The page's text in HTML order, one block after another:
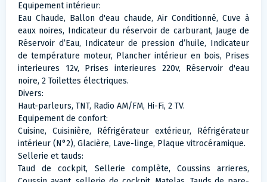
Equipement intérieur:
Eau Chaude, Ballon d'eau chaude, Air Conditionné, Cuve à
eaux noires, Indicateur du réservoir de carburant, Jauge de
Réservoir d’Eau, Indicateur de pression d’huile, Indicateur
de température moteur, Plancher intérieur en bois, Prises
interieures 12v, Prises interieures 220v, Réservoir d'eau
noire, 2 Toilettes électriques.
Divers:
Haut-parleurs, TNT, Radio AM/FM, Hi-Fi, 2 TV.
Equipement de confort:
Cuisine, Cuisinière, Réfrigérateur extérieur, Réfrigérateur
intérieur (N°2), Glacière, Lave-linge, Plaque vitrocéramique.
Sellerie et tauds:
Taud de cockpit, Sellerie complète, Coussins arrieres,